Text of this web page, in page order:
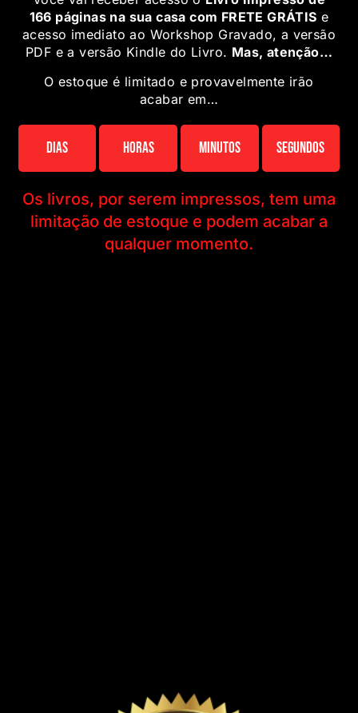
166 páginas na sua casa com FRETE GRÁTIS e
acesso imediato ao Workshop Gravado, a versão
PDF e a versão Kindle do Livro. Mas, atenção…
O estoque é limitado e provavelmente irão
acabar em…
Dias Horas Minutos Segundos
Os livros, por serem impressos, tem uma
limitação de estoque e podem acabar a
qualquer momento.